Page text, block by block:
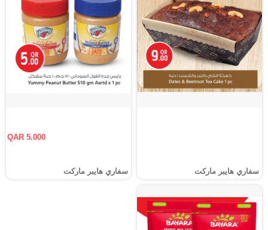
سفاري هايبر ماركت
QAR 5.000
سفاري هايبر ماركت